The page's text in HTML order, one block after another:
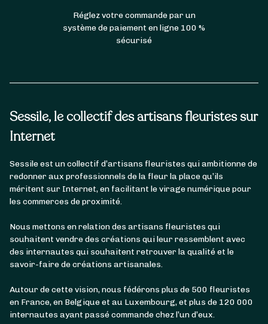
Sessile, le collectif des artisans fleuristes sur
Internet
Sessile est un collectif d’artisans fleuristes qui ambitionne de
redonner aux professionnels de la fleur la place qu’ils
méritent sur Internet, en facilitant le virage numérique pour
les commerces de proximité.
Nous mettons en relation des artisans fleuristes qui
souhaitent vendre des créations qui leur ressemblent avec
des internautes qui souhaitent retrouver la qualité et le
savoir-faire de créations artisanales.
Autour de cette vision, nous fédérons plus de 500 fleuristes
en France, en Belgique et au Luxembourg, et plus de 120 000
internautes ayant passé commande chez l’un d’eux.
Réglez votre commande par un
système de paiement en ligne 100 %
sécurisé